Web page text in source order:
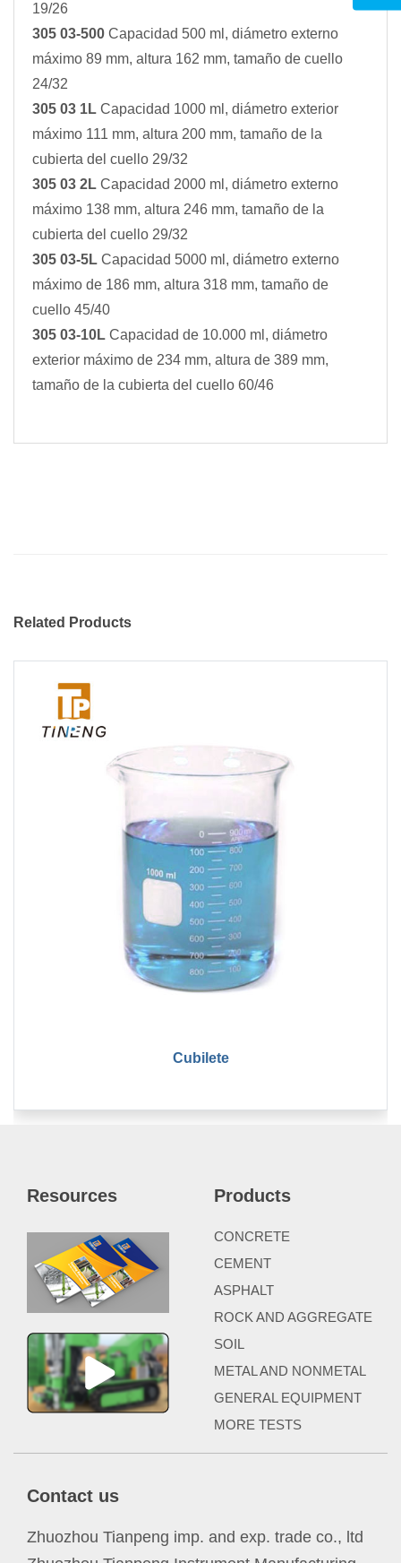
19/26
305 03-500 Capacidad 500 ml, diámetro externo
máximo 89 mm, altura 162 mm, tamaño de cuello
24/32
305 03 1L Capacidad 1000 ml, diámetro exterior
máximo 111 mm, altura 200 mm, tamaño de la
cubierta del cuello 29/32
305 03 2L Capacidad 2000 ml, diámetro externo
máximo 138 mm, altura 246 mm, tamaño de la
cubierta del cuello 29/32
305 03-5L Capacidad 5000 ml, diámetro externo
máximo de 186 mm, altura 318 mm, tamaño de
cuello 45/40
305 03-10L Capacidad de 10.000 ml, diámetro
exterior máximo de 234 mm, altura de 389 mm,
tamaño de la cubierta del cuello 60/46
Related Products
Cubilete
Resources Products
CONCRETE
CEMENT
ASPHALT
ROCK AND AGGREGATE
SOIL
METAL AND NONMETAL
GENERAL EQUIPMENT
MORE TESTS
Contact us
Zhuozhou Tianpeng imp. and exp. trade co., ltd